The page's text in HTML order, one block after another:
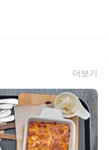
더보기